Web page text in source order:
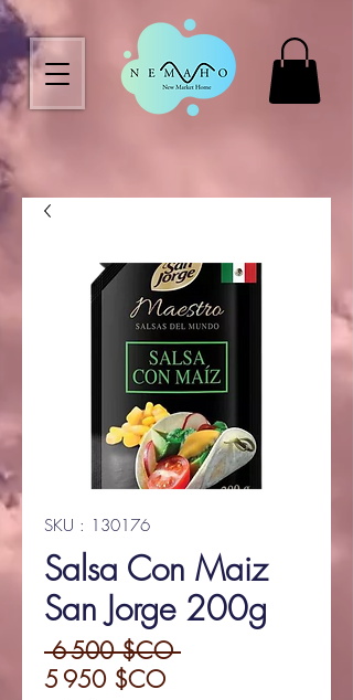
SKU : 130176
Salsa Con Maiz
San Jorge 200g
6 500 $CO Prix
5 950 $COPrix